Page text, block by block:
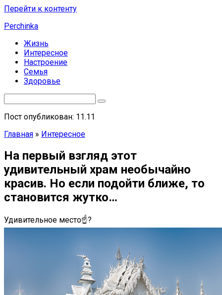
Перейти к контенту
Perchinka
Жизнь
Интересное
Настроение
Семья
Здоровье
Пост опубликован: 11.11
Главная » Интересное
На первый взгляд этот
удивительный храм необычайно
красив. Но если подойти ближе, то
становится жутко…
Удивительное место☝?